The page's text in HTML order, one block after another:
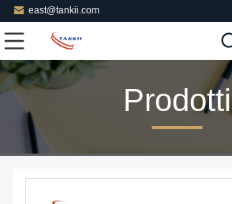
east@tankii.com
Prodotti